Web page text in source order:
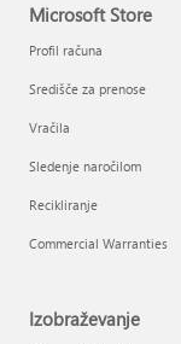
Microsoft Store
Profil računa
Središče za prenose
Vračila
Sledenje naročilom
Recikliranje
Commercial Warranties
Izobraževanje